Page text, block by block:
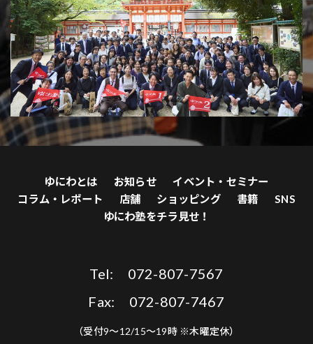
ゆにわとは お知らせ
イベント・セミナー
コラム・レポート
店舗 ショッピング 書籍
SNS
ゆにわ塾をチラ見せ！
Tel: 072-807-7567
Fax: 072-807-7467
（受付9〜12/15〜19時 ※木曜定休）